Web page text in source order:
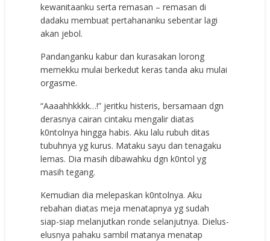
kewanitaanku serta remasan – remasan di
dadaku membuat pertahananku sebentar lagi
akan jebol.
Pandanganku kabur dan kurasakan lorong
memekku mulai berkedut keras tanda aku mulai
orgasme.
“Aaaahhkkkk…!” jeritku histeris, bersamaan dgn
derasnya cairan cintaku mengalir diatas
k0ntolnya hingga habis. Aku lalu rubuh ditas
tubuhnya yg kurus. Mataku sayu dan tenagaku
lemas. Dia masih dibawahku dgn k0ntol yg
masih tegang.
Kemudian dia melepaskan k0ntolnya. Aku
rebahan diatas meja menatapnya yg sudah
siap-siap melanjutkan ronde selanjutnya. Dielus-
elusnya pahaku sambil matanya menatap